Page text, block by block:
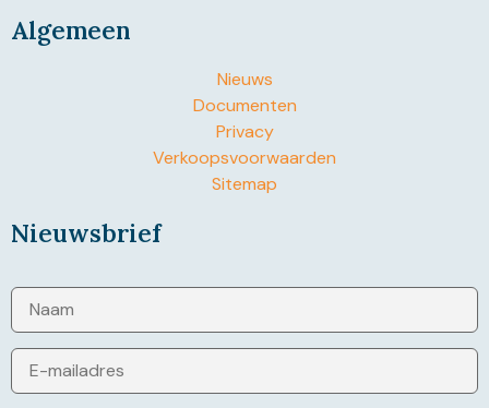
Algemeen
Nieuws
Documenten
Privacy
Verkoopsvoorwaarden
Sitemap
Nieuwsbrief